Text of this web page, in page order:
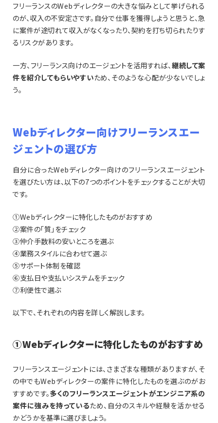
フリーランスのWebディレクターの大きな悩みとして挙げられる
のが、収入の不安定さです。自分で仕事を獲得しようと思うと、急
に案件が途切れて収入がなくなったり、契約を打ち切られたりす
るリスクがあります。
一方、フリーランス向けのエージェントを活用すれば、継続して案
件を紹介してもらいやすいため、そのような心配が少ないでしょ
う。
Webディレクター向けフリーランスエー
ジェントの選び方
自分に合ったWebディレクター向けのフリーランスエージェント
を選びたい方は、以下の7つのポイントをチェックすることが大切
です。
①Webディレクターに特化したものがおすすめ
②案件の「質」をチェック
③仲介手数料の安いところを選ぶ
④業務スタイルに合わせて選ぶ
⑤サポート体制を確認
⑥支払日や支払いシステムをチェック
⑦利便性で選ぶ
以下で、それぞれの内容を詳しく解説します。
①Webディレクターに特化したものがおすすめ
フリーランスエージェントには、さまざまな種類がありますが、そ
の中でもWebディレクターの案件に特化したものを選ぶのがお
すすめです。多くのフリーランスエージェントがエンジニア系の
案件に強みを持っているため、自分のスキルや経験を活かせる
かどうかを基準に選びましょう。